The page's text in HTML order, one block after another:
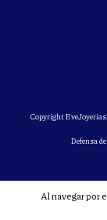
Al navegar por
Copyright
Defensa